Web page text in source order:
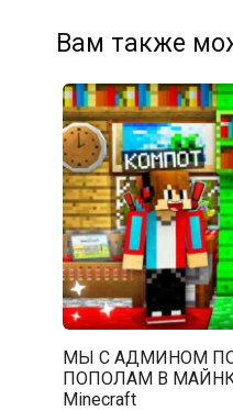
Вам также
МЫ С АДМИНОМ
ПОПОЛАМ В
Minecraft